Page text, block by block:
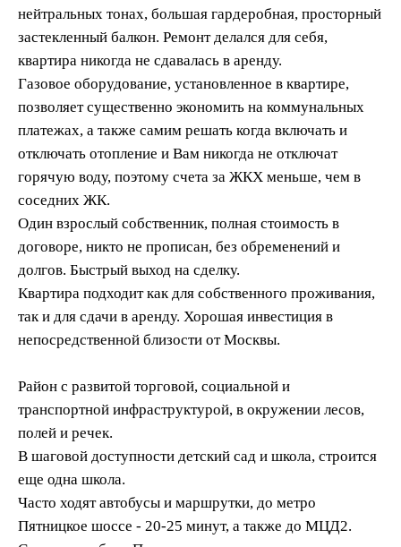
нейтральных тонах, большая гардеробная, просторный
застекленный балкон. Ремонт делался для себя,
квартира никогда не сдавалась в аренду.
Газовое оборудование, установленное в квартире,
позволяет существенно экономить на коммунальных
платежах, а также самим решать когда включать и
отключать отопление и Вам никогда не отключат
горячую воду, поэтому счета за ЖКХ меньше, чем в
соседних ЖК.
Один взрослый собственник, полная стоимость в
договоре, никто не прописан, без обременений и
долгов. Быстрый выход на сделку.
Квартира подходит как для собственного проживания,
так и для сдачи в аренду. Хорошая инвестиция в
непосредственной близости от Москвы.
Район с развитой торговой, социальной и
транспортной инфраструктурой, в окружении лесов,
полей и речек.
В шаговой доступности детский сад и школа, строится
еще одна школа.
Часто ходят автобусы и маршрутки, до метро
Пятницкое шоссе - 20-25 минут, а также до МЦД2.